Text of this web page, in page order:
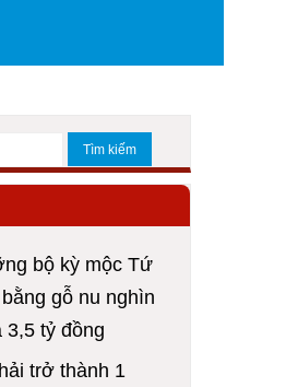
bộ kỳ mộc Tứ
gỗ nu nghìn
3,5 tỷ đồng
trở thành 1